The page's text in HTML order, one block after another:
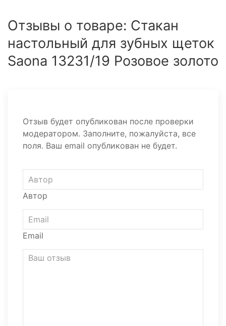
Отзывы о товаре: Стакан
настольный для зубных щеток
Saona 13231/19 Розовое золото
Отзыв будет опубликован после проверки
модератором. Заполните, пожалуйста, все
поля. Ваш email опубликован не будет.
Автор
Email